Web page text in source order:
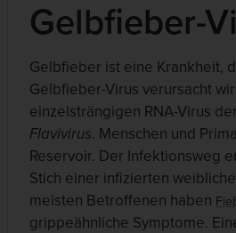
Gelbfieber-
Gelbfieber ist eine Krankheit,
Gelbfieber-Virus verursacht
einzelsträngigen RNA-Virus
Flavivirus. Menschen und
Reservoir. Der Infektionsweg
Stich einer infizierten
meisten Betroffenen haben
grippeähnliche Symptome.